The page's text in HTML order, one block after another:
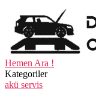
Hemen Ara !
Kategoriler
akü servis